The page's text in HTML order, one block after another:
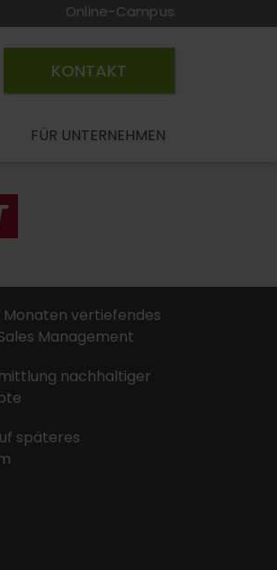
Online-Campus
KONTAKT
FÜR UNTERNEHMEN
Monaten vertiefendes
Management
nachhaltiger
späteres